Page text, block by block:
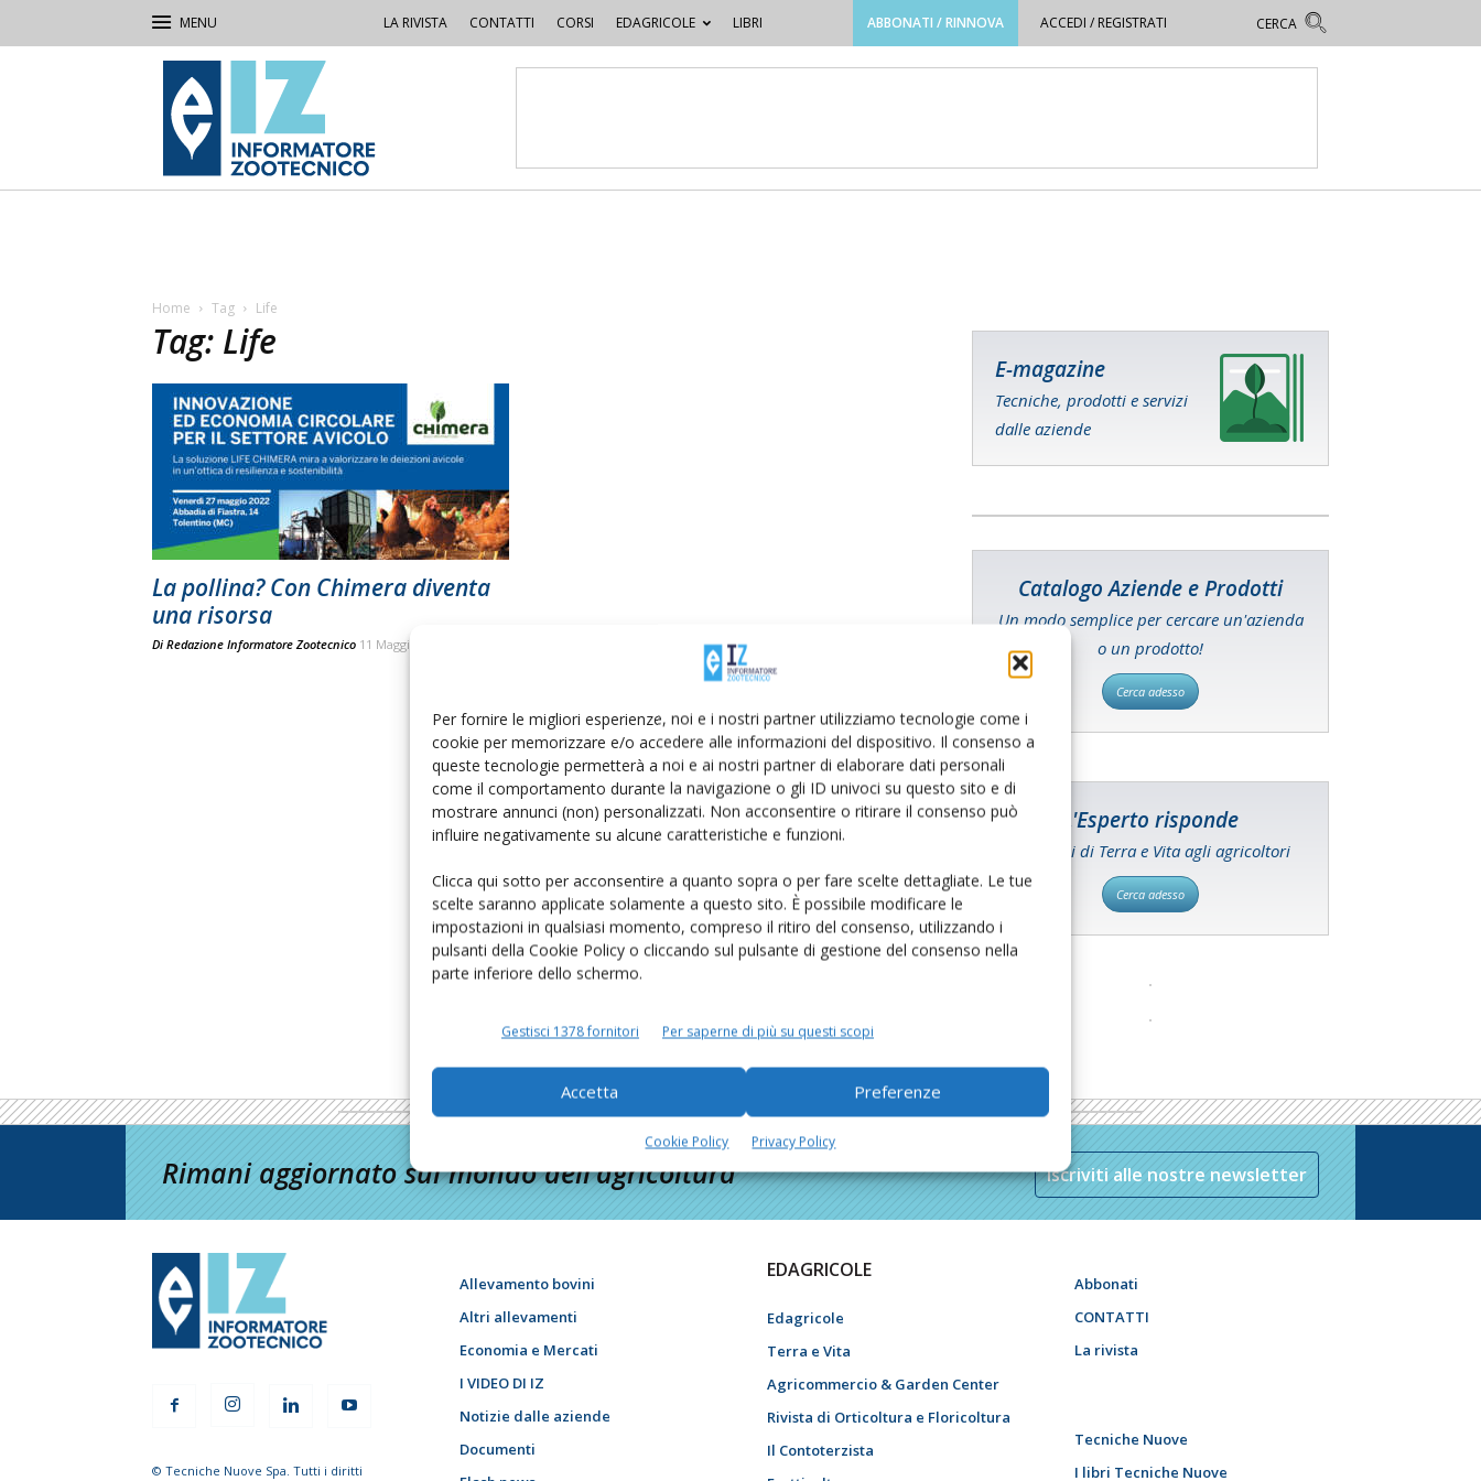
Per fornire le migliori esperienze, noi e i nostri partner utilizziamo tecnologie come i
cookie per memorizzare e/o accedere alle informazioni del dispositivo. Il consenso a
queste tecnologie permetterà a noi e ai nostri partner di elaborare dati personali
come il comportamento durante la navigazione o gli ID univoci su questo sito e di
mostrare annunci (non) personalizzati. Non acconsentire o ritirare il consenso può
influire negativamente su alcune caratteristiche e funzioni.
Clicca qui sotto per acconsentire a quanto sopra o per fare scelte dettagliate. Le tue
scelte saranno applicate solamente a questo sito. È possibile modificare le
impostazioni in qualsiasi momento, compreso il ritiro del consenso, utilizzando i
pulsanti della Cookie Policy o cliccando sul pulsante di gestione del consenso nella
parte inferiore dello schermo.
Gestisci 1378 fornitori Per saperne di più su questi scopi
Accetta Preferenze
Cookie Policy Privacy Policy
LA RIVISTA CONTATTI CORSI EDAGRICOLE LIBRI ABBONATI / RINNOVA ACCEDI / REGISTRATI
IZ
Informatore
Zootecnico
Home Tag Life
Tag: Life
La pollina? Con Chimera diventa
una risorsa
Di Redazione Informatore Zootecnico 11 Maggio 2022
E-magazine
Tecniche, prodotti e servizi
dalle aziende
Catalogo Aziende e Prodotti
Un modo semplice per cercare un'azienda
o un prodotto!
Cerca adesso
L'Esperto risponde
I consigli di Terra e Vita agli agricoltori
Cerca adesso
Rimani aggiornato sul mondo dell’agricoltura Iscriviti alle nostre newsletter
© Tecniche Nuove Spa. Tutti i diritti
Allevamento bovini
Altri allevamenti
Economia e Mercati
I VIDEO DI IZ
Notizie dalle aziende
Documenti
EDAGRICOLE
Edagricole
Terra e Vita
Agricommercio & Garden Center
Rivista di Orticoltura e Floricoltura
Il Contoterzista
Abbonati
CONTATTI
La rivista
Tecniche Nuove
I libri Tecniche Nuove